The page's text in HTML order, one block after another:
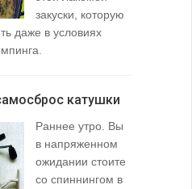
закуски, которую
даже в условиях
катушки
Раннее утро. Вы
в напряженном
ожидании стоите
со спиннингом в